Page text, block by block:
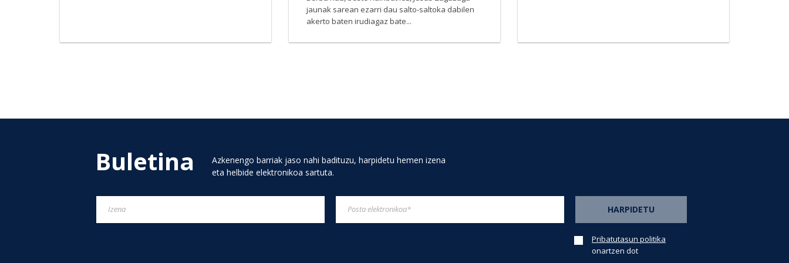
jaunak sarean ezarri dau salto-saltoka dabilen
akerto baten irudiagaz bate...
Buletina
Azkenengo barriak jaso nahi badituzu, harpidetu hemen izena
eta helbide elektronikoa sartuta.
Pribatutasun politika
onartzen dot